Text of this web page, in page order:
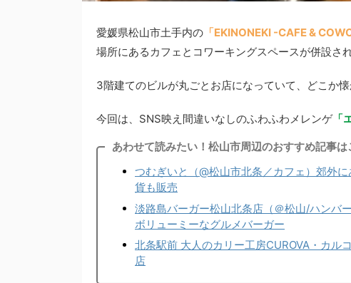
愛媛県松山市土手内の 「EKINONEKI -CAFE &
場所にあるカフェとコワーキングスペースが併設さ
3階建てのビルが丸ごとお店になっていて、どこか
今回は、SNS映え間違いなしのふわふわメレンゲ「
あわせて読みたい！松山市周辺のおすすめ記事は
つむぎいと（@松山市北条／カフェ）郊外
貨も販売
淡路島バーガー松山北条店（＠松山/ハンバ
ボリューミーなグルメバーガー
北条駅前 大人のカリー工房CUROVA・カル
店